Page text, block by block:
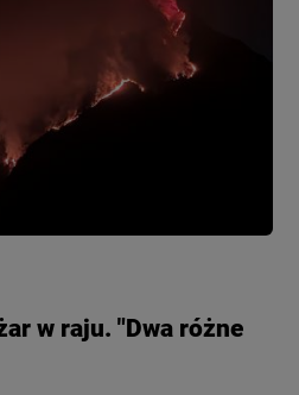
w raju. "Dwa różne